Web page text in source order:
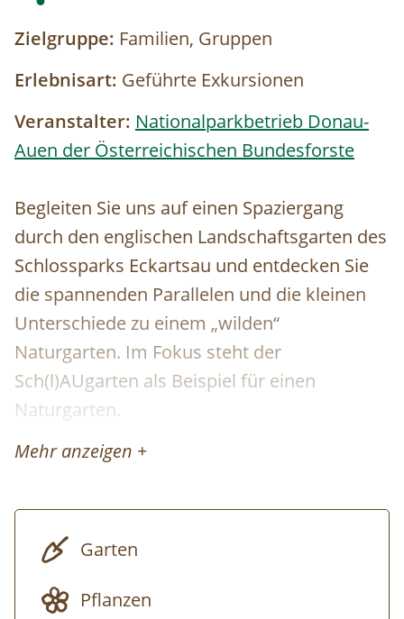
Zielgruppe: Familien, Gruppen
Erlebnisart: Geführte Exkursionen
Veranstalter: Nationalparkbetrieb Donau-
Auen der Österreichischen Bundesforste
Begleiten Sie uns auf einen Spaziergang
durch den englischen Landschaftsgarten des
Schlossparks Eckartsau und entdecken Sie
die spannenden Parallelen und die kleinen
Unterschiede zu einem „wilden“
Naturgarten. Im Fokus steht der
Sch(l)AUgarten als Beispiel für einen
Naturgarten.
Dauer: ca. 1 Stunde
Mehr anzeigen +
Garten
Pflanzen